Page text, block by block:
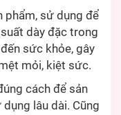
phẩm, sử dụng để
dày đặc trong
sức khỏe, gây
mỏi, kiệt sức.
cách để sản
lâu dài. Cũng